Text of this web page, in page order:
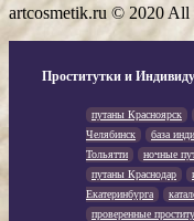
artcosmetik.ru © 2020 All
Проститутки и
путаны Красноярск
Челябинск
база
Тольятти
ночные
путаны Краснодар
Екатеринбурга
проверенные